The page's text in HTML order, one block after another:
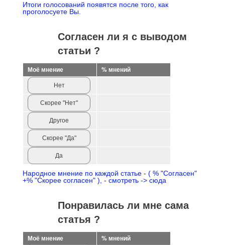
Итоги голосований появятся после того, как
проголосуете Вы.
Согласен ли я с выводом
статьи ?
Моё мнение % мнений
Нет
Скорее "Нет"
Другое
Скорее "Да"
Да
Народное мнение по каждой статье - ( % "Согласен"
+% "Скорее согласен" ), - смотреть -> сюда
Понравилась ли мне сама
статья ?
Моё мнение % мнений